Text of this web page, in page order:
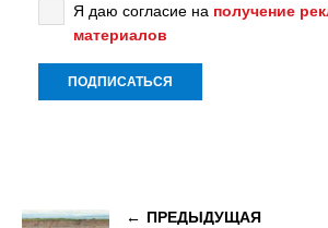
Я даю согласие на получение
материалов
ПРЕДЫДУЩАЯ